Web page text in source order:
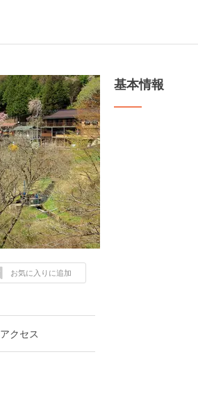
お気に入りに追加
アクセス
基本情報